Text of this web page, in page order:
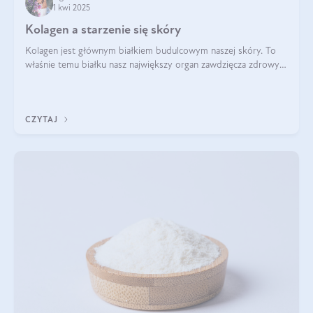
1 kwi 2025
Kolagen a starzenie się skóry
Kolagen jest głównym białkiem budulcowym naszej skóry. To
właśnie temu białku nasz największy organ zawdzięcza zdrowy
CZYTAJ